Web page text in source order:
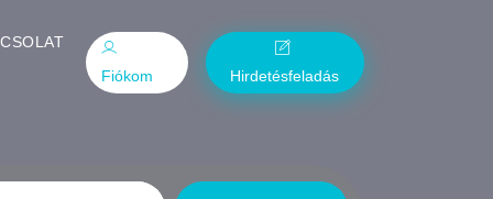
Fiókom
Hirdetésfeladás